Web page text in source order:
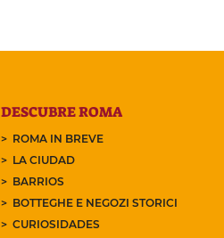
DESCUBRE ROMA
ROMA IN BREVE
LA CIUDAD
BARRIOS
BOTTEGHE E NEGOZI STORICI
CURIOSIDADES